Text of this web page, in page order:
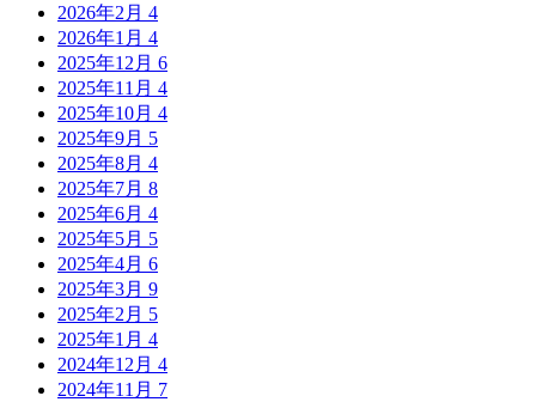
2026年2月 4
2026年1月 4
2025年12月 6
2025年11月 4
2025年10月 4
2025年9月 5
2025年8月 4
2025年7月 8
2025年6月 4
2025年5月 5
2025年4月 6
2025年3月 9
2025年2月 5
2025年1月 4
2024年12月 4
2024年11月 7